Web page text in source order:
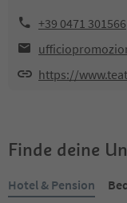
+39 0471 301566
https://
Finde deine
Hotel & Pension